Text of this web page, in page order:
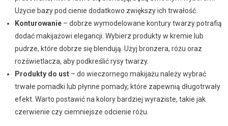
Użycie bazy pod cienie dodatkowo zwiększy ich trwałość.
Konturowanie– dobrze wymodelowane kontury twarzy potrafią
dodać makijażowi elegancji. Wybierz produkty w kremie lub
pudrze, które dobrze się blendują. Użyj bronzera, różu oraz
rozświetlacza, aby podkreślić rysy twarzy.
Produkty do ust– do wieczornego makijażu należy wybrać
trwałe pomadki lub płynne pomady, które zapewnią długotrwały
efekt. Warto postawić na kolory bardziej wyraziste, takie jak
czerwienie czy ciemniejsze odcienie różu.